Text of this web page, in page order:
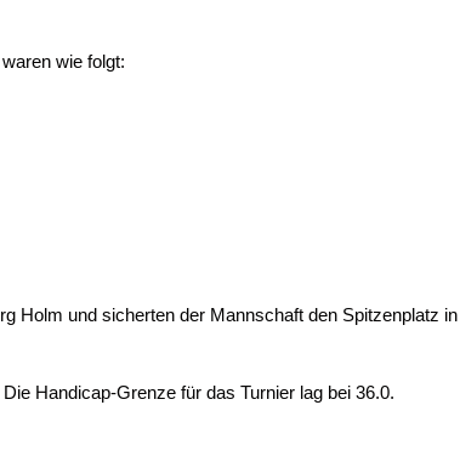
wie folgt:
Holm und sicherten der Mannschaft den Spitzenplatz in
Handicap-Grenze für das Turnier lag bei 36.0.